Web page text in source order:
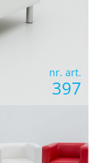
nr. art.
397